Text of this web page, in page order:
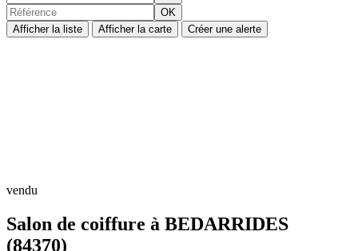
OK
Afficher la liste
Afficher la carte Créer une alerte
vendu
Salon de coiffure à BEDARRIDES
(84370)